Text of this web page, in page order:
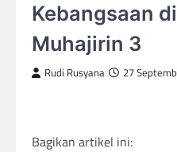
Kebangsaan
Muhajirin 3
Rudi Rusyana 27
Bagikan artikel ini: